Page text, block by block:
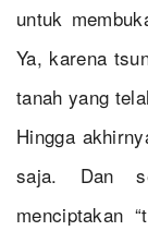
untuk
Ya, karena
tanah yang
Hingga
saja. Dan
menciptakan